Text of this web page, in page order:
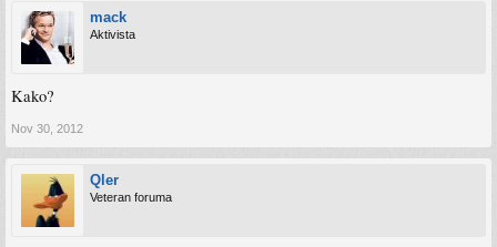
mack
Aktivista
Kako?
Nov 30, 2012
Qler
Veteran foruma